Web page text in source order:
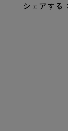
シェアする：